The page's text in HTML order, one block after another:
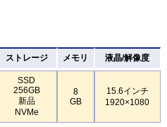
ストレージ メモリ 液晶/解像度
SSD
256GB
新品
NVMe
8
GB
15.6インチ
1920×1080